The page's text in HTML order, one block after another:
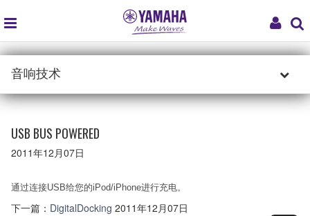
My
global
navigation
音响技术
USB BUS POWERED
2011年12月07日
通过连接USB给您的iPod/iPhone进行充电。
下一篇： DigitalDocking 2011年12月07日